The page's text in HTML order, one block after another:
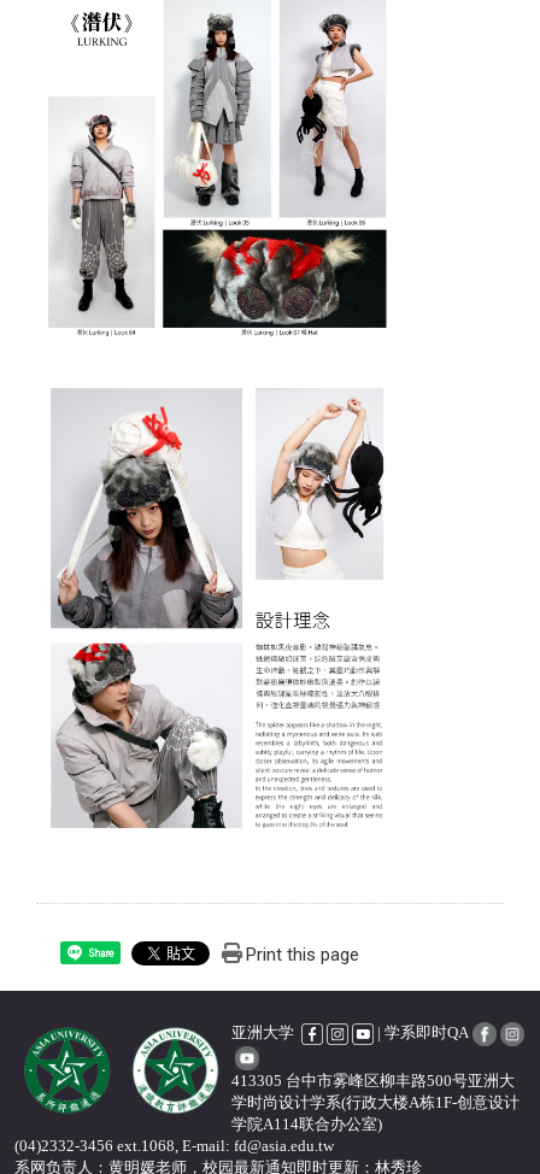
Share Print this page
亚洲大学 | 学系即时QA
413305 台中市雾峰区柳丰路500号亚洲大
学时尚设计学系(行政大楼A栋1F-创意设计
学院A114联合办公室)
(04)2332-3456 ext.1068, E-mail: fd@asia.edu.tw
系网负责人：黄明媛老师，校园最新通知即时更新 ：林秀珍